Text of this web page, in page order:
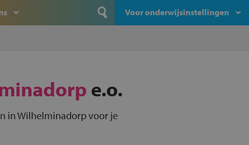
Voor onderwijsinstellingen
e.o.
in Wilhelminadorp voor je